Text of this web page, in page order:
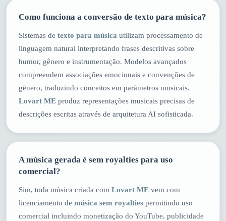
Como funciona a conversão de texto para música?
Sistemas de texto para música utilizam processamento de
linguagem natural interpretando frases descritivas sobre
humor, gênero e instrumentação. Modelos avançados
compreendem associações emocionais e convenções de
gênero, traduzindo conceitos em parâmetros musicais.
Lovart ME produz representações musicais precisas de
descrições escritas através de arquitetura AI sofisticada.
A música gerada é sem royalties para uso
comercial?
Sim, toda música criada com Lovart ME vem com
licenciamento de música sem royalties permitindo uso
comercial incluindo monetização do YouTube, publicidade